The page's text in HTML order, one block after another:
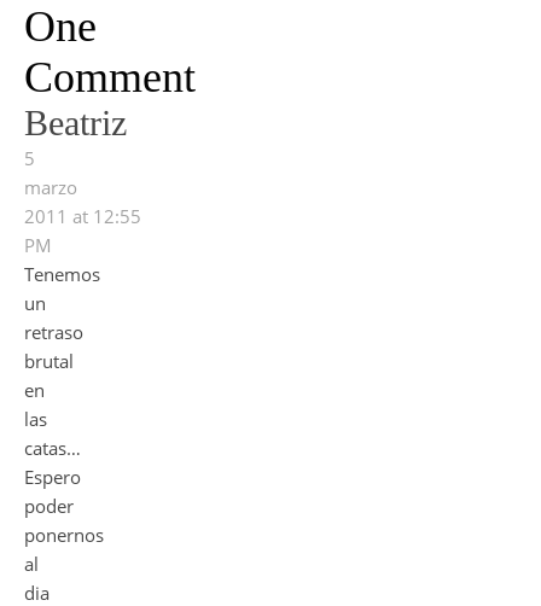
One
Comment
Beatriz
5
marzo
2011 at 12:55
PM
Tenemos
un
retraso
brutal
en
las
catas…
Espero
poder
ponernos
al
dia